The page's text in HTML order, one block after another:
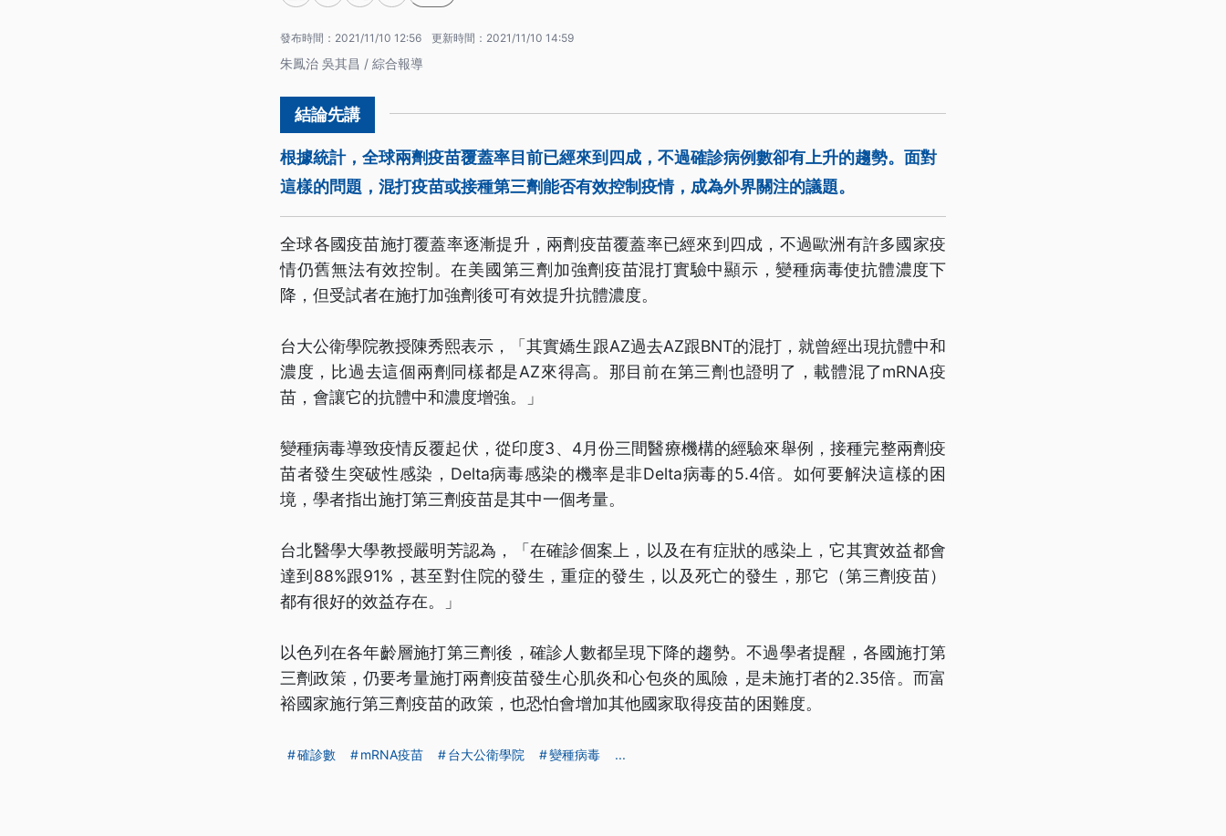
發布時間： 2021/11/10 12:56 更新時間： 2021/11/10 14:59
朱鳳治 吳其昌 / 綜合報導
根據統計，全球兩劑疫苗覆蓋率目前已經來到四成，不過確診病例數卻有上升的趨勢。面對
這樣的問題，混打疫苗或接種第三劑能否有效控制疫情，成為外界關注的議題。
全球各國疫苗施打覆蓋率逐漸提升，兩劑疫苗覆蓋率已經來到四成，不過歐洲有許多國家疫
情仍舊無法有效控制。在美國第三劑加強劑疫苗混打實驗中顯示，變種病毒使抗體濃度下
降，但受試者在施打加強劑後可有效提升抗體濃度。
台大公衛學院教授陳秀熙表示，「其實嬌生跟AZ過去AZ跟BNT的混打，就曾經出現抗體中和
濃度，比過去這個兩劑同樣都是AZ來得高。那目前在第三劑也證明了，載體混了mRNA疫
苗，會讓它的抗體中和濃度增強。」
變種病毒導致疫情反覆起伏，從印度3、4月份三間醫療機構的經驗來舉例，接種完整兩劑疫
苗者發生突破性感染，Delta病毒感染的機率是非Delta病毒的5.4倍。如何要解決這樣的困
境，學者指出施打第三劑疫苗是其中一個考量。
台北醫學大學教授嚴明芳認為，「在確診個案上，以及在有症狀的感染上，它其實效益都會
達到88%跟91%，甚至對住院的發生，重症的發生，以及死亡的發生，那它（第三劑疫苗）
都有很好的效益存在。」
以色列在各年齡層施打第三劑後，確診人數都呈現下降的趨勢。不過學者提醒，各國施打第
三劑政策，仍要考量施打兩劑疫苗發生心肌炎和心包炎的風險，是未施打者的2.35倍。而富
裕國家施行第三劑疫苗的政策，也恐怕會增加其他國家取得疫苗的困難度。
確診數 mRNA疫苗 台大公衛學院 變種病毒 ...